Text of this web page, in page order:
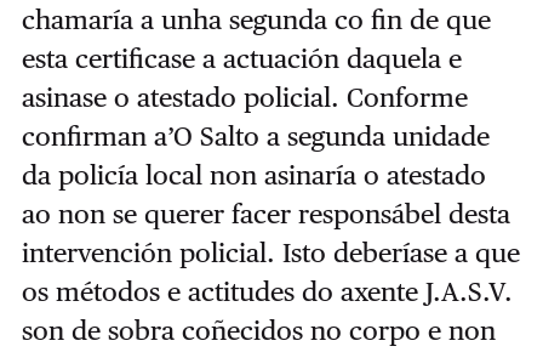
chamaría a unha segunda co fin de que
esta certificase a actuación daquela e
asinase o atestado policial. Conforme
confirman a’O Salto a segunda unidade
da policía local non asinaría o atestado
ao non se querer facer responsábel desta
intervención policial. Isto deberíase a que
os métodos e actitudes do axente J.A.S.V.
son de sobra coñecidos no corpo e non